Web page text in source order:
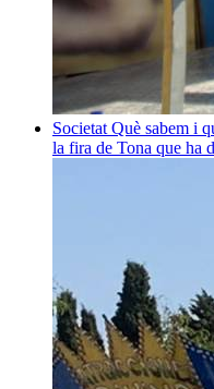
Societat Què sabem i
la fira de Tona que ha